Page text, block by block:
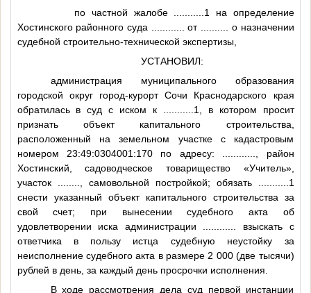
по частной жалобе
...........1
на определение
Хостинского районного суда
от
о назначении
судебной строительно-технической экспертизы,
УСТАНОВИЛ:
администрация муниципального образования
городской округ город-курорт Сочи Краснодарского края
обратилась в суд с иском к
...........1
, в котором просит
признать объект капитального строительства,
расположенный на земельном участке с кадастровым
номером 23:49:0304001:170 по адресу:
, район
Хостинский, садоводческое товарищество «Учитель»,
участок
, самовольной постройкой; обязать
...........1
снести указанный объект капитального строительства за
свой счет; при вынесении судебного акта об
удовлетворении иска администрации
взыскать с
ответчика в пользу истца судебную неустойку за
неисполнение судебного акта в размере 2 000 (две тысячи)
рублей в день, за каждый день просрочки исполнения.
В ходе рассмотрения дела суд первой инстанции